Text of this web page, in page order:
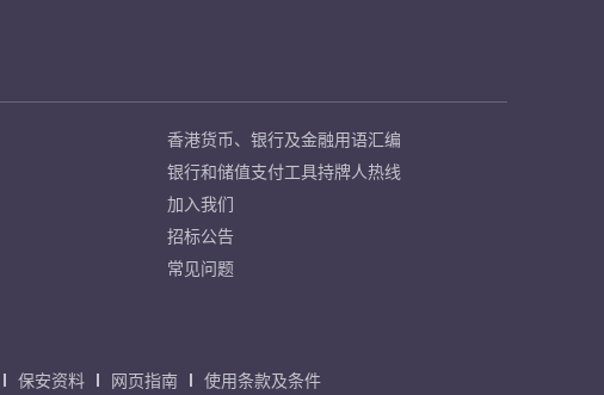
香港货币、银行及金融用语汇编
银行和储值支付工具持牌人热线
加入我们
招标公告
常见问题
保安资料 网页指南 使用条款及条件